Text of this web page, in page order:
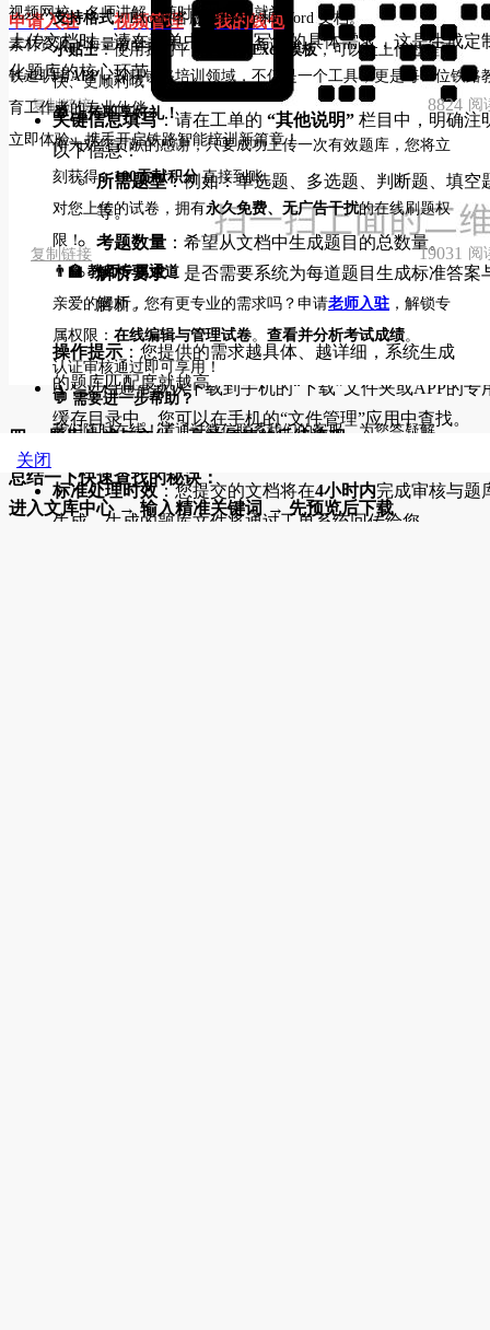
关闭
关闭
Q1: 为什么我搜索不到想要的文档？
A：请首先检查关键词是否有错别字，或尝试使用更通
用、更标准的关键词。部分文档可能因权限设置，仅对特
定岗位或级别的用户开放。
Q2: 预览文档需要消耗流量吗？
A：需要。在线预览需要加载文档内容，会消耗少量手机
流量，建议在Wi-Fi环境下进行。
Q3: 下载的文档保存在哪里？
A：文档通常默认下载到手机的“下载”文件夹或APP的专
缓存目录中。您可以在手机的“文件管理”应用中查找。
总结一下快速查找的秘诀：
进入文库中心 → 输入精准关键词 → 先预览后下载
关闭
关闭
关闭
关闭
关闭
关闭
关闭
复制链接
关闭
上传文档时，请在工单中详细填写您的具体需求，这是生成定
化题库的核心环节。
关键信息填写：请在工单的 “其他说明” 栏目中，明确注
以下信息：
所需题型：例如：单选题、多选题、判断题、填空
等。
考题数量 ：希望从文档中生成题目的总数量。
解析要求：是否需要系统为每道题目生成标准答案
解析。
操作提示 ：您提供的需求越具体、越详细，系统生成
的题库匹配度就越高。
四、 题库生成与交付：高效便捷的后续流程
标准处理时效：您提交的文档将在4小时内完成审核与题
生成。生成的题库文件将通过工单系统回传给您。
关闭
关闭
关闭
关闭
申请入驻 11 视频管理11 我的钱包
阅
8824
复制链接
关闭
视频网校：名师讲解，随时随地想学就学
素材资源：海量教学素材，助力高效备课
铁道职培APP，深耕铁路培训领域，不仅是一个工具，更是每一位铁路
育工作者的专业伙伴。
立即体验，携手开启铁路智能培训新篇章！
阅
19031
复制链接
关闭
支持格式：Excel (各版本均可) 和 Word 文档。
小贴士：使用我们平台的 默认Excel模板，可以让上传过程更
快、更顺利哦！
🎁 上传即享好礼！
作为对您贡献的感谢，只要成功上传一次有效题库，您将立
刻获得：100贡献积分直接到账。
对您上传的试卷，拥有永久免费、无广告干扰的在线刷题权
限！
👨‍🏫 教师专属通道
亲爱的老师，您有更专业的需求吗？申请老师入驻 ，解锁专
属权限： 在线编辑与管理试卷。 查看并分析考试成绩。
认证审核通过即可享用！
💬 需要进一步帮助？
我们随时在线！请通过微信联系我们的客服，为您答疑解
关闭